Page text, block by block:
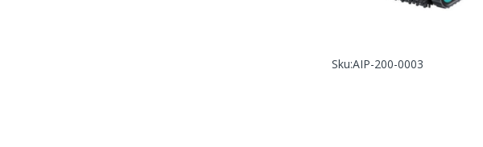
Sku:AIP-200-0003